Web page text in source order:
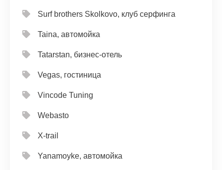
Surf brothers Skolkovo, клуб серфинга
Taina, автомойка
Tatarstan, бизнес-отель
Vegas, гостиница
Vincode Tuning
Webasto
X-trail
Yanamoyke, автомойка